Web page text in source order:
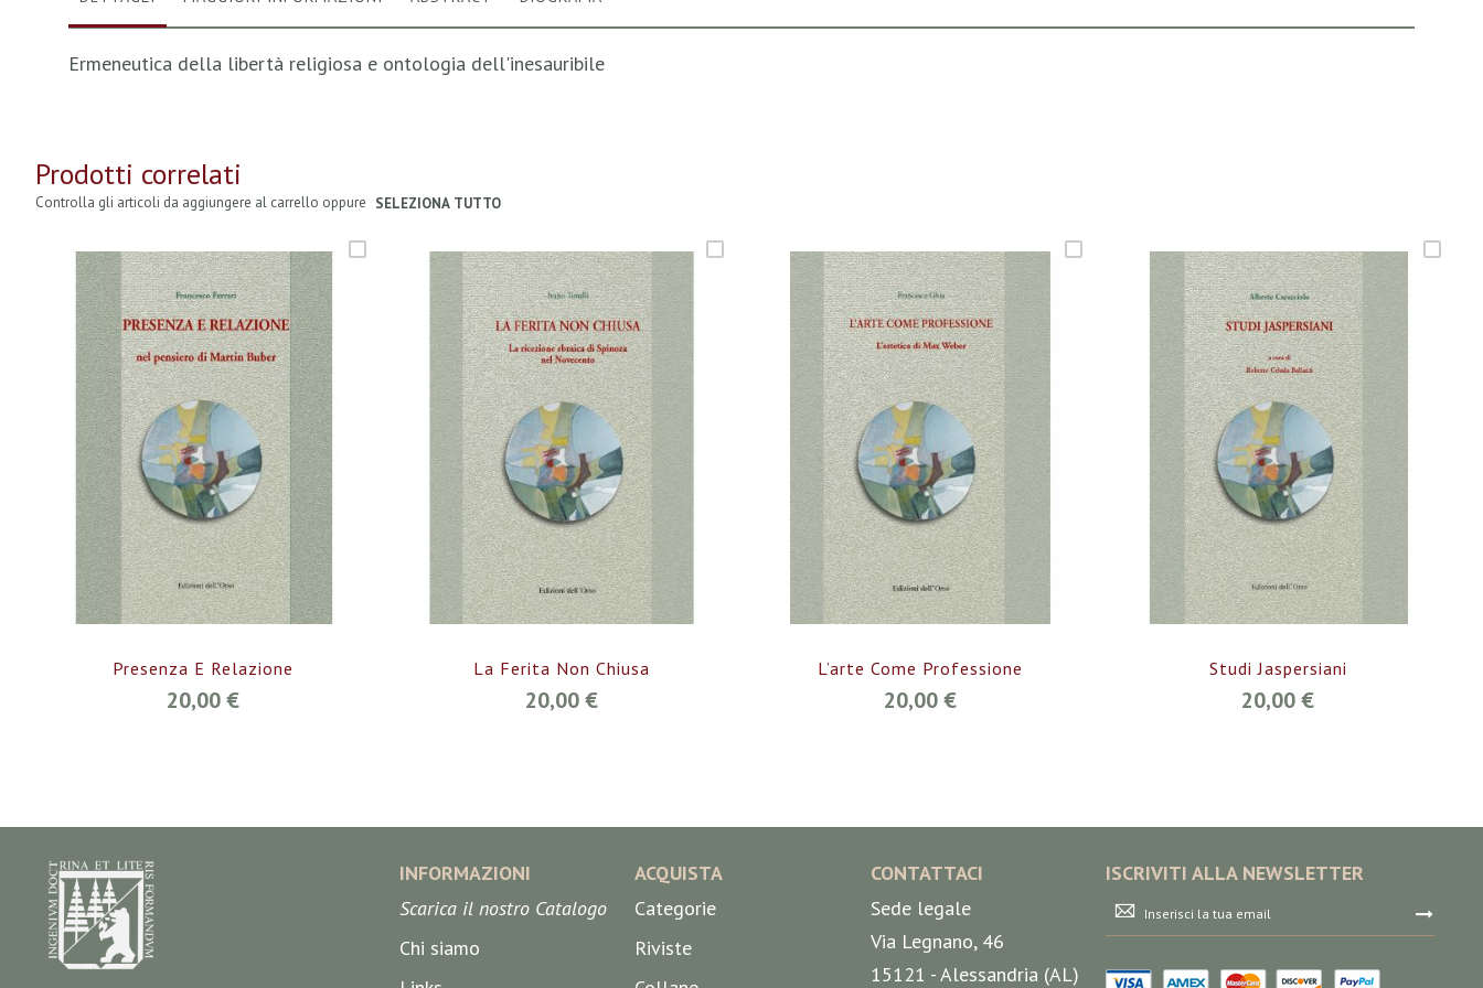
Ermeneutica della libertà religiosa e ontologia dell'inesauribile
Prodotti correlati
Controlla gli articoli da aggiungere al carrello oppure SELEZIONA TUTTO
Presenza E Relazione
20,00 €
La Ferita Non Chiusa
20,00 €
L’arte Come Professione
20,00 €
Studi Jaspersiani
20,00 €
INFORMAZIONI
Scarica il nostro Catalogo
Chi siamo
ACQUISTA
Categorie
Riviste
CONTATTACI
Sede legale
Via Legnano, 46
15121 - Alessandria (AL)
ISCRIVITI ALLA NEWSLETTER
Iscriviti
alla
nostra